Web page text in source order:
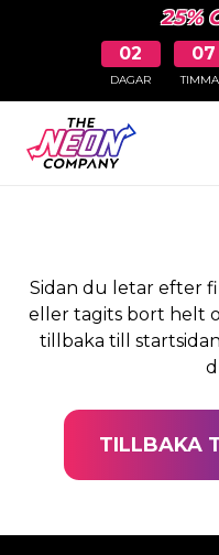
25%
02
DAGAR
07
SIDAN
Sidan du letar efter
eller tagits bort helt
tillbaka till
TILLBAKA